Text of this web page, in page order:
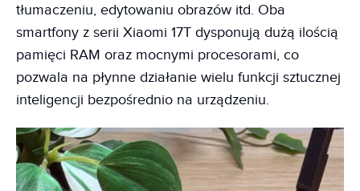
tłumaczeniu, edytowaniu obrazów itd. Oba
smartfony z serii Xiaomi 17T dysponują dużą ilością
pamięci RAM oraz mocnymi procesorami, co
pozwala na płynne działanie wielu funkcji sztucznej
inteligencji bezpośrednio na urządzeniu.